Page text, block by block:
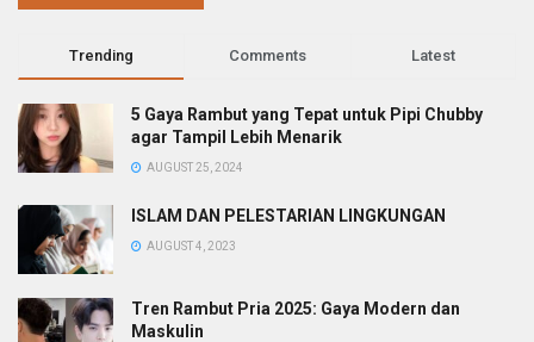
Trending Comments Latest
5 Gaya Rambut yang Tepat untuk Pipi Chubby
agar Tampil Lebih Menarik
AUGUST 25, 2024
ISLAM DAN PELESTARIAN LINGKUNGAN
AUGUST 4, 2023
Tren Rambut Pria 2025: Gaya Modern dan
Maskulin